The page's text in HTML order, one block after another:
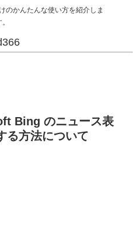
のかんたんな使い方を紹介しま
Bing のニュース表
る方法について